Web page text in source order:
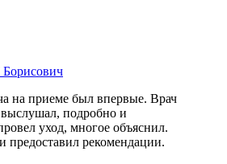
на приеме был впервые. Врач
подробно и
уход, многое объяснил.
предоставил рекомендации.